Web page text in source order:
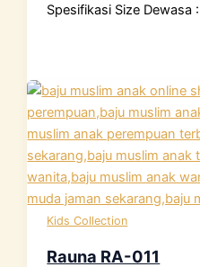
Spesifikasi Size Dewasa
Kids Collection
Rauna RA-011